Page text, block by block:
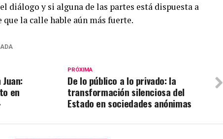
diálogo y si alguna de las partes está dispuesta a
que la calle hable aún más fuerte.
PRÓXIMA
De lo público a lo privado: la
transformación silenciosa del
Estado en sociedades anónimas
en